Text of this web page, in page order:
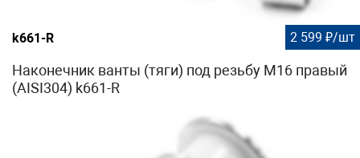
k661-R 2 599 ₽/шт
Наконечник ванты (тяги) под резьбу М16 правый
(AISI304) k661-R